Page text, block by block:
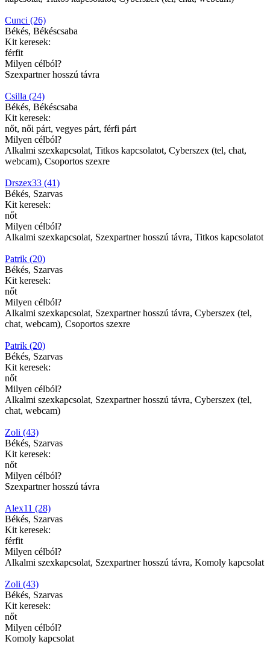
Cunci (26)
Békés, Békéscsaba
Kit keresek:
férfit
Milyen célból?
Szexpartner hosszú távra
Csilla (24)
Békés, Békéscsaba
Kit keresek:
nőt, női párt, vegyes párt, férfi párt
Milyen célból?
Alkalmi szexkapcsolat, Titkos kapcsolatot, Cyberszex (tel, chat,
webcam), Csoportos szexre
Drszex33 (41)
Békés, Szarvas
Kit keresek:
nőt
Milyen célból?
Alkalmi szexkapcsolat, Szexpartner hosszú távra, Titkos kapcsolatot
Patrik (20)
Békés, Szarvas
Kit keresek:
nőt
Milyen célból?
Alkalmi szexkapcsolat, Szexpartner hosszú távra, Cyberszex (tel,
chat, webcam), Csoportos szexre
Patrik (20)
Békés, Szarvas
Kit keresek:
nőt
Milyen célból?
Alkalmi szexkapcsolat, Szexpartner hosszú távra, Cyberszex (tel,
chat, webcam)
Zoli (43)
Békés, Szarvas
Kit keresek:
nőt
Milyen célból?
Szexpartner hosszú távra
Alex11 (28)
Békés, Szarvas
Kit keresek:
férfit
Milyen célból?
Alkalmi szexkapcsolat, Szexpartner hosszú távra, Komoly kapcsolat
Zoli (43)
Békés, Szarvas
Kit keresek:
nőt
Milyen célból?
Komoly kapcsolat